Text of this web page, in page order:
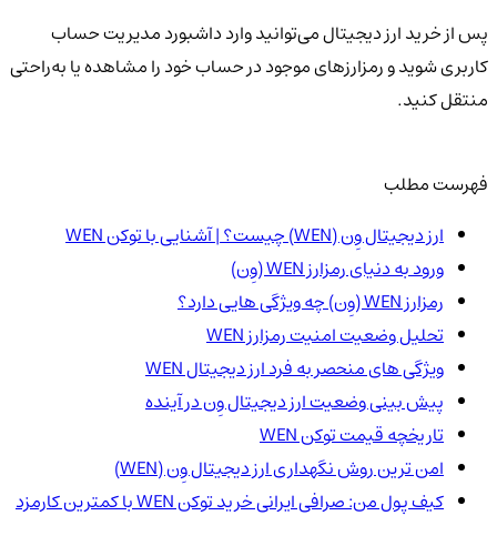
پس از خرید ارز دیجیتال می‌توانید وارد داشبورد مدیریت حساب
کاربری شوید و رمزارزهای موجود در حساب خود را مشاهده یا به‌راحتی
منتقل کنید.
فهرست مطلب
ارز دیجیتال وِن (WEN) چیست؟ | آشنایی با توکن WEN
ورود به دنیای رمزارز WEN (وِن)
رمزارز WEN (وِن) چه ویژگی هایی دارد؟
تحلیل وضعیت امنیت رمزارز WEN
ویژگی های منحصر به فرد ارز دیجیتال WEN
پیش بینی وضعیت ارز دیجیتال وِن در آینده
تاریخچه قیمت توکن WEN
امن ترین روش نگهداری ارز دیجیتال وِن (WEN)
کیف پول من: صرافی ایرانی خرید توکن WEN با کمترین کارمزد